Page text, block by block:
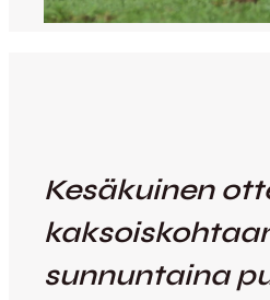
Kesäkuinen
sunnuntaina